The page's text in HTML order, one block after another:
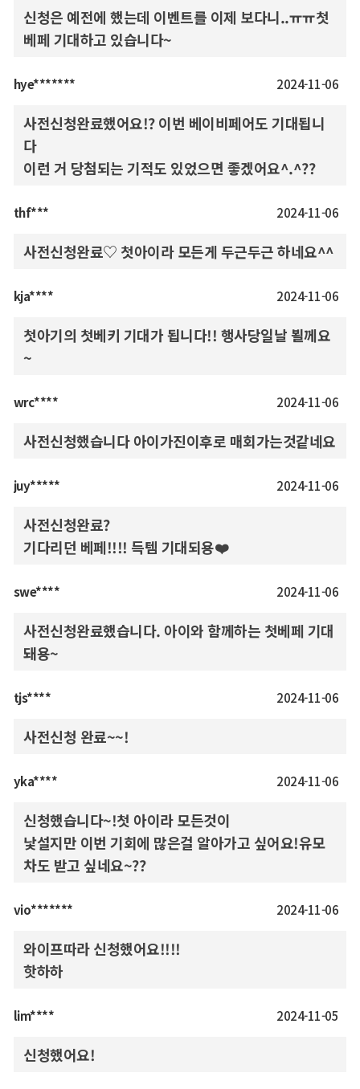
신청은 예전에 했는데 이벤트를 이제 보다니..ㅠㅠ첫
베페 기대하고 있습니다~
hye******* 2024-11-06
사전신청완료했어요!? 이번 베이비페어도 기대됩니
다
이런 거 당첨되는 기적도 있었으면 좋겠어요^.^??
thf*** 2024-11-06
사전신청완료♡ 첫아이라 모든게 두근두근 하네요^^
kja**** 2024-11-06
첫아기의 첫베키 기대가 됩니다!! 행사당일날 뵐께요
~
wrc**** 2024-11-06
사전신청했습니다 아이가진이후로 매회가는것같네요
juy***** 2024-11-06
사전신청완료?
기다리던 베페!!!! 득템 기대되용❤️
swe**** 2024-11-06
사전신청완료했습니다. 아이와 함께하는 첫베페 기대
돼용~
tjs**** 2024-11-06
사전신청 완료~~!
yka**** 2024-11-06
신청했습니다~!첫 아이라 모든것이
낯설지만 이번 기회에 많은걸 알아가고 싶어요!유모
차도 받고 싶네요~??
vio******* 2024-11-06
와이프따라 신청했어요!!!!
핫하하
lim**** 2024-11-05
신청했어요!